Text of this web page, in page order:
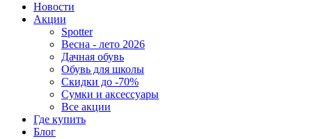
Новости
Акции
Spotter
Весна - лето 2026
Дачная обувь
Обувь для школы
Скидки до -70%
Сумки и аксессуары
Все акции
Где купить
Блог